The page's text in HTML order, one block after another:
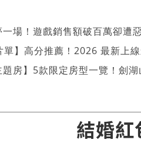
場！遊戲銷售額破百萬卻遭
單】高分推薦！2026 最新上
題房】5款限定房型一覽！劍
結婚紅